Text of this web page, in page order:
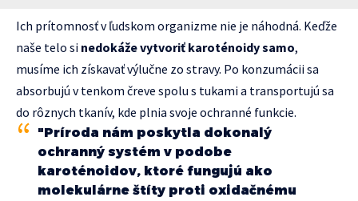
Ich prítomnosť v ľudskom organizme nie je náhodná. Keďže
naše telo si nedokáže vytvoriť karoténoidy samo,
musíme ich získavať výlučne zo stravy. Po konzumácii sa
absorbujú v tenkom čreve spolu s tukami a transportujú sa
do rôznych tkanív, kde plnia svoje ochranné funkcie.
"Príroda nám poskytla dokonalý
ochranný systém v podobe
karoténoidov, ktoré fungujú ako
molekulárne štíty proti oxidačnému